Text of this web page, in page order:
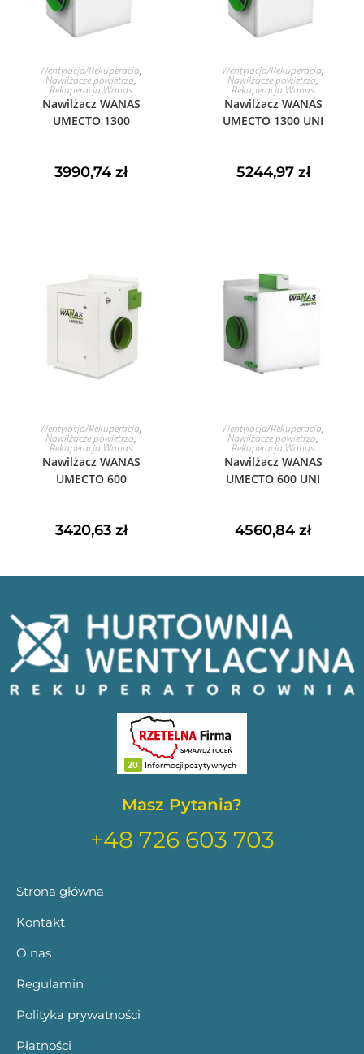
DODAJ DO KOSZYKA
Wentylacja/Rekuperacja,
Nawilżacze powietrza,
Rekuperacja Wanas
Nawilżacz WANAS
UMECTO 1300
3990,74 zł
DODAJ DO KOSZYKA
Wentylacja/Rekuperacja,
Nawilżacze powietrza,
Rekuperacja Wanas
Nawilżacz WANAS
UMECTO 1300 UNI
5244,97 zł
DODAJ DO KOSZYKA
Wentylacja/Rekuperacja,
Nawilżacze powietrza,
Rekuperacja Wanas
Nawilżacz WANAS
UMECTO 600
3420,63 zł
DODAJ DO KOSZYKA
Wentylacja/Rekuperacja,
Nawilżacze powietrza,
Rekuperacja Wanas
Nawilżacz WANAS
UMECTO 600 UNI
4560,84 zł
Masz Pytania?
+48 726 603 703
Strona główna
Kontakt
O nas
Regulamin
Polityka prywatności
Płatności